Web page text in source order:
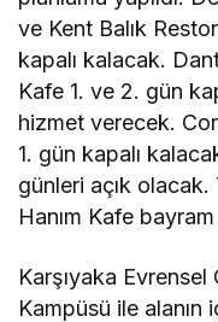
ve Kent Balık
kapalı kalacak.
Kafe 1. ve 2. gün
hizmet verecek.
1. gün kapalı
günleri açık
Hanım Kafe
Karşıyaka
Kampüsü ile alanın